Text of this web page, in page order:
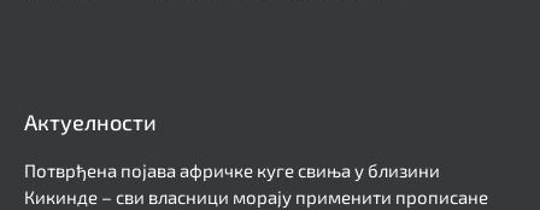
Актуелности
Потврђена појава афричке куге свиња у близини
Кикинде – сви власници морају применити прописане